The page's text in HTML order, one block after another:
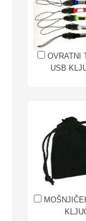
OVRATNI
USB